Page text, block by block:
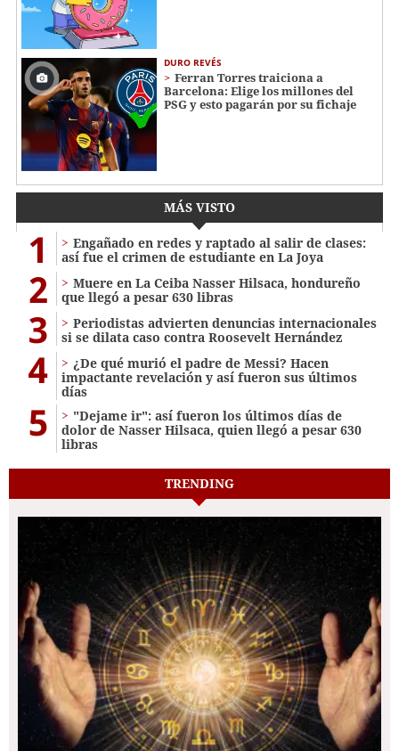
DURO REVÉS
Ferran Torres traiciona a
Barcelona: Elige los millones del
PSG y esto pagarán por su fichaje
MÁS VISTO
1
Engañado en redes y raptado al salir de clases:
así fue el crimen de estudiante en La Joya
2
Muere en La Ceiba Nasser Hilsaca, hondureño
que llegó a pesar 630 libras
3
Periodistas advierten denuncias internacionales
si se dilata caso contra Roosevelt Hernández
4
¿De qué murió el padre de Messi? Hacen
impactante revelación y así fueron sus últimos
días
5
"Dejame ir": así fueron los últimos días de
dolor de Nasser Hilsaca, quien llegó a pesar 630
libras
TRENDING